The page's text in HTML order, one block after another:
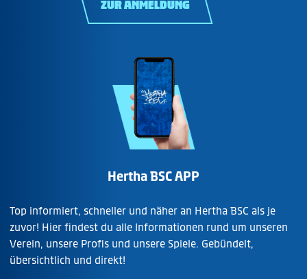
ZUR ANMELDUNG
Hertha BSC APP
Top informiert, schneller und näher an Hertha BSC als je
zuvor! Hier findest du alle Informationen rund um unseren
Verein, unsere Profis und unsere Spiele. Gebündelt,
übersichtlich und direkt!